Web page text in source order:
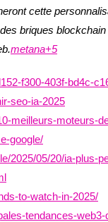
cette
briques
metana+5
f300-403f-bd4c-
seo-ia-2025
meilleurs-moteurs-
google/
2025/05/20/ia-
to-watch-in-2025/
tendances-